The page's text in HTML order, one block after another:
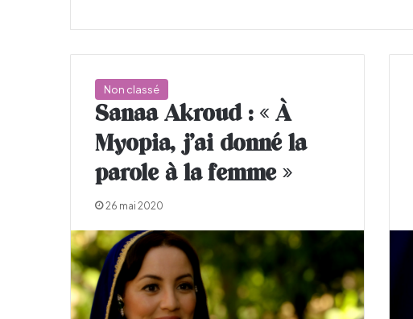
Non classé
Sanaa Akroud : « À
Myopia, j’ai donné la
parole à la femme »
26 mai 2020